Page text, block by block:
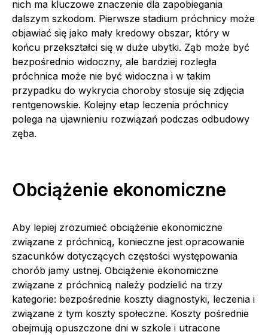
nich ma kluczowe znaczenie dla zapobiegania
dalszym szkodom. Pierwsze stadium próchnicy może
objawiać się jako mały kredowy obszar, który w
końcu przekształci się w duże ubytki. Ząb może być
bezpośrednio widoczny, ale bardziej rozległa
próchnica może nie być widoczna i w takim
przypadku do wykrycia choroby stosuje się zdjęcia
rentgenowskie. Kolejny etap leczenia próchnicy
polega na ujawnieniu rozwiązań podczas odbudowy
zęba.
Obciążenie ekonomiczne
Aby lepiej zrozumieć obciążenie ekonomiczne
związane z próchnicą, konieczne jest opracowanie
szacunków dotyczących częstości występowania
chorób jamy ustnej. Obciążenie ekonomiczne
związane z próchnicą należy podzielić na trzy
kategorie: bezpośrednie koszty diagnostyki, leczenia i
związane z tym koszty społeczne. Koszty pośrednie
obejmują opuszczone dni w szkole i utracone